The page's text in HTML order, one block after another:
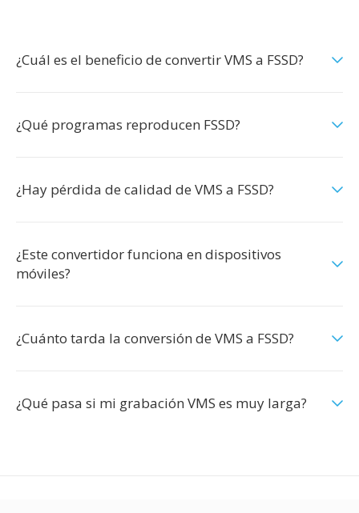
¿Cuál es el beneficio de convertir VMS a FSSD?
¿Qué programas reproducen FSSD?
¿Hay pérdida de calidad de VMS a FSSD?
¿Este convertidor funciona en dispositivos
móviles?
¿Cuánto tarda la conversión de VMS a FSSD?
¿Qué pasa si mi grabación VMS es muy larga?